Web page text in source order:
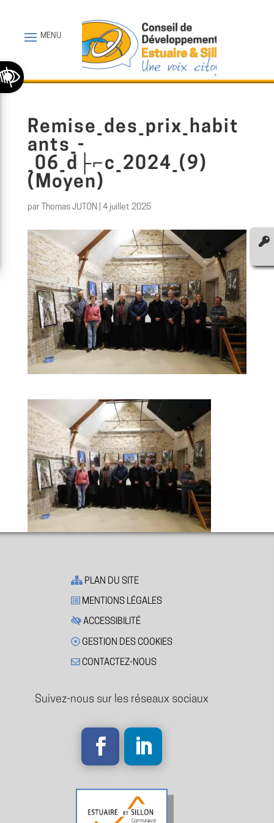
la barre d’outils
Remise_des_prix_habit
ants_-
_06_d├⌐c_2024_(9)
(Moyen)
par Thomas JUTON| 4 juillet 2025
PLAN DU SITE
MENTIONS LÉGALES
ACCESSIBILITÉ
GESTION DES COOKIES
CONTACTEZ-NOUS
Suivez-nous sur les réseaux sociaux